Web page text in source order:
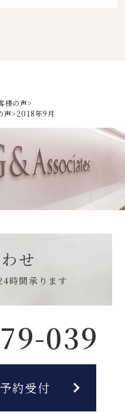
様の声>
声>2018年9月
せ
時間承ります
039
約受付